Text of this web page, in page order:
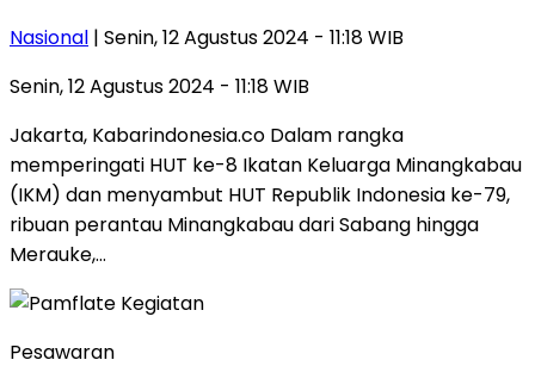
Nasional | Senin, 12 Agustus 2024 - 11:18 WIB
Senin, 12 Agustus 2024 - 11:18 WIB
Jakarta, Kabarindonesia.co Dalam rangka
memperingati HUT ke-8 Ikatan Keluarga Minangkabau
(IKM) dan menyambut HUT Republik Indonesia ke-79,
ribuan perantau Minangkabau dari Sabang hingga
Merauke,…
Pesawaran